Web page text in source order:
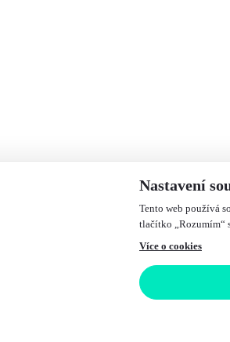
Nastavení
Tento web používá
tlačítko „Rozumím“
Více o cookies